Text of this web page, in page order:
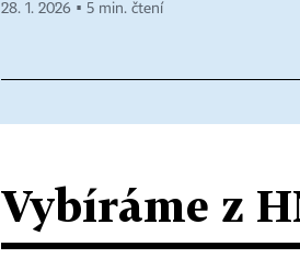
28. 1. 2026 ▪ 5 min. čtení
Vybíráme z